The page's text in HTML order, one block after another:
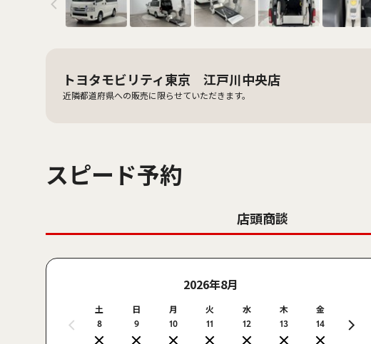
トヨタモビリティ東京 江戸川中央店
近隣都道府県への販売に限らせていただきます。
スピード予約
店頭商談
2026年8月
土
8
日
9
月
10
火
11
水
12
木
13
金
14 15